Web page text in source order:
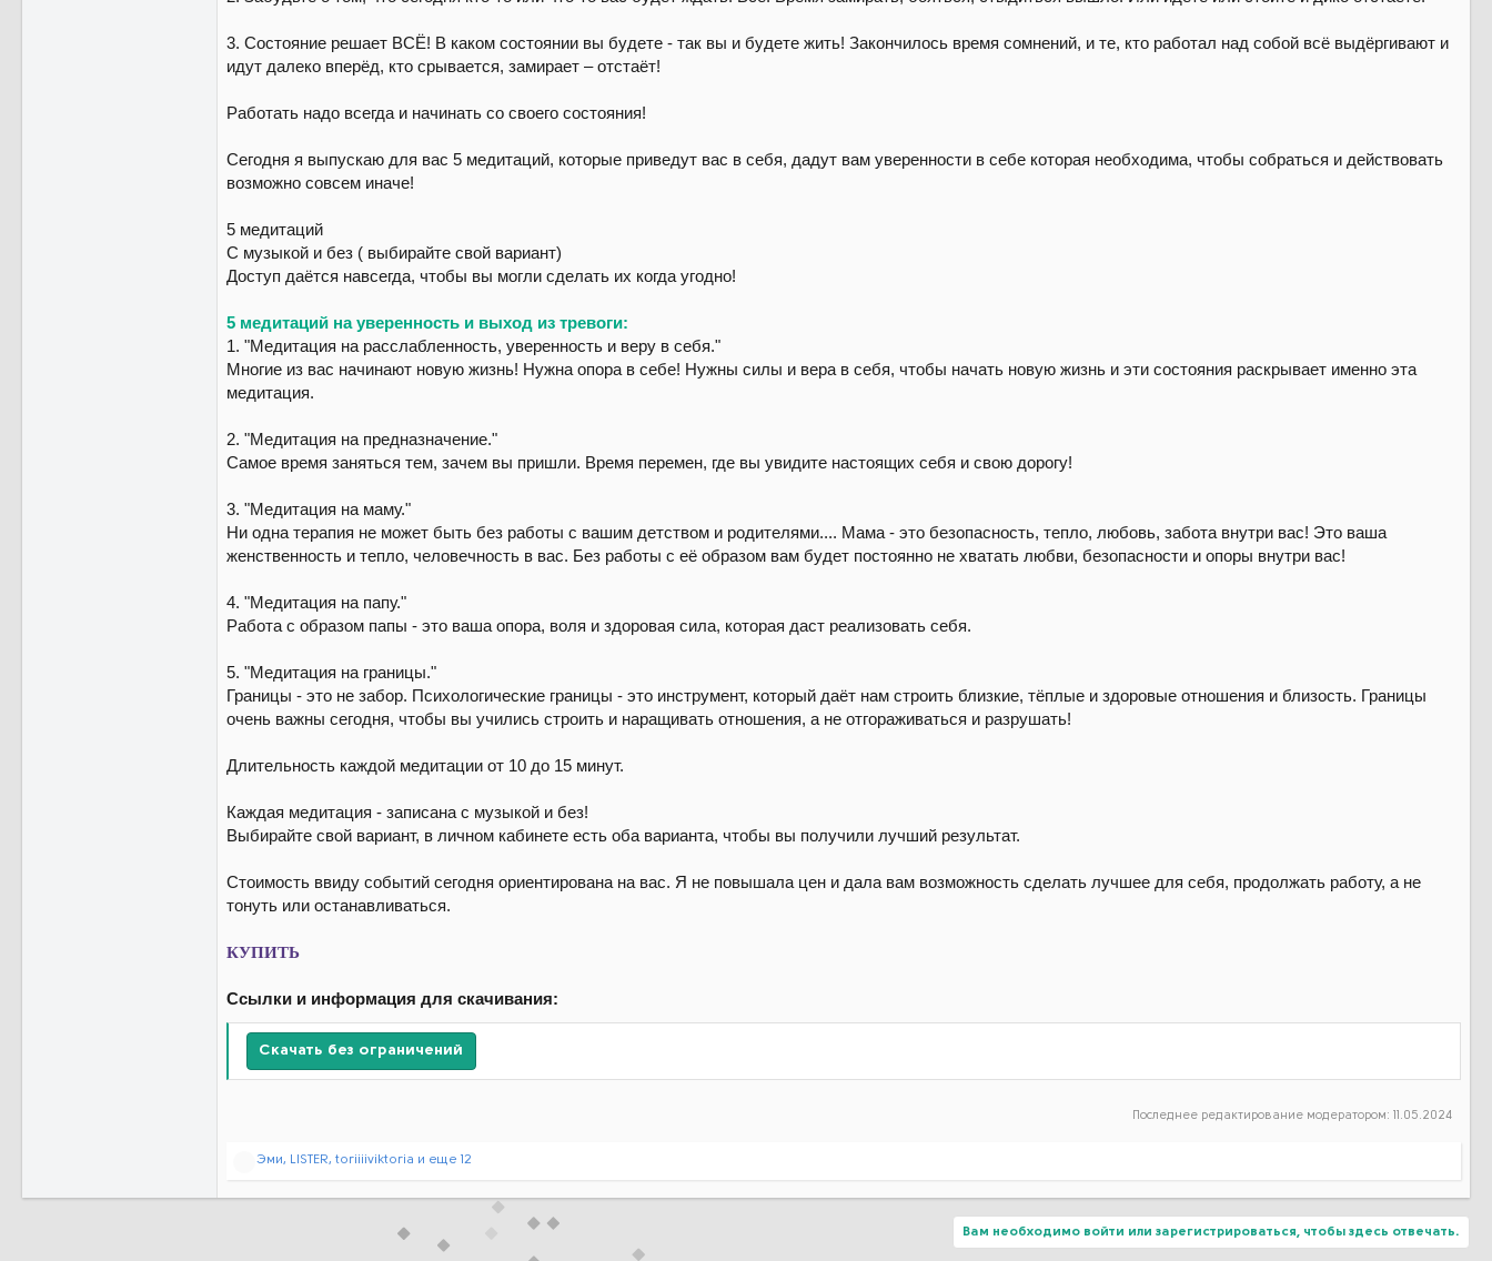
3. Состояние решает ВСЁ! В каком состоянии вы будете - так вы и будете жить! Закончилось время сомнений, и те, кто работал над собой всё выдёргивают и
идут далеко вперёд, кто срывается, замирает – отстаёт!
Работать надо всегда и начинать со своего состояния!
Сегодня я выпускаю для вас 5 медитаций, которые приведут вас в себя, дадут вам уверенности в себе которая необходима, чтобы собраться и действовать
возможно совсем иначе!
5 медитаций
С музыкой и без ( выбирайте свой вариант)
Доступ даётся навсегда, чтобы вы могли сделать их когда угодно!
5 медитаций на уверенность и выход из тревоги:
1. "Медитация на расслабленность, уверенность и веру в себя."
Многие из вас начинают новую жизнь! Нужна опора в себе! Нужны силы и вера в себя, чтобы начать новую жизнь и эти состояния раскрывает именно эта
медитация.
2. "Медитация на предназначение."
Самое время заняться тем, зачем вы пришли. Время перемен, где вы увидите настоящих себя и свою дорогу!
3. "Медитация на маму."
Ни одна терапия не может быть без работы с вашим детством и родителями.... Мама - это безопасность, тепло, любовь, забота внутри вас! Это ваша
женственность и тепло, человечность в вас. Без работы с её образом вам будет постоянно не хватать любви, безопасности и опоры внутри вас!
4. "Медитация на папу."
Работа с образом папы - это ваша опора, воля и здоровая сила, которая даст реализовать себя.
5. "Медитация на границы."
Границы - это не забор. Психологические границы - это инструмент, который даёт нам строить близкие, тёплые и здоровые отношения и близость. Границы
очень важны сегодня, чтобы вы учились строить и наращивать отношения, а не отгораживаться и разрушать!
Длительность каждой медитации от 10 до 15 минут.
Каждая медитация - записана с музыкой и без!
Выбирайте свой вариант, в личном кабинете есть оба варианта, чтобы вы получили лучший результат.
Стоимость ввиду событий сегодня ориентирована на вас. Я не повышала цен и дала вам возможность сделать лучшее для себя, продолжать работу, а не
тонуть или останавливаться.
КУПИТЬ
Ссылки и информация для скачивания:
Скачать без ограничений
Последнее редактирование модератором: 11.05.2024
Р
Эми, LISTER, toriiiiviktoria и еще 12
Вам необходимо войти или зарегистрироваться, чтобы здесь отвечать.